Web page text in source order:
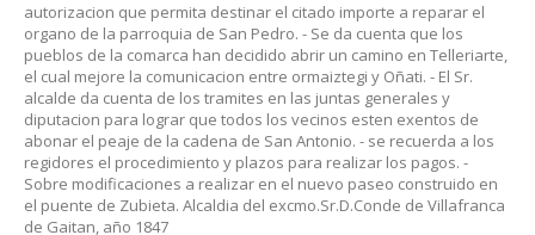
autorizacion que permita destinar el citado importe a reparar el
organo de la parroquia de San Pedro. - Se da cuenta que los
pueblos de la comarca han decidido abrir un camino en Telleriarte,
el cual mejore la comunicacion entre ormaiztegi y Oñati. - El Sr.
alcalde da cuenta de los tramites en las juntas generales y
diputacion para lograr que todos los vecinos esten exentos de
abonar el peaje de la cadena de San Antonio. - se recuerda a los
regidores el procedimiento y plazos para realizar los pagos. -
Sobre modificaciones a realizar en el nuevo paseo construido en
el puente de Zubieta. Alcaldia del excmo.Sr.D.Conde de Villafranca
de Gaitan, año 1847